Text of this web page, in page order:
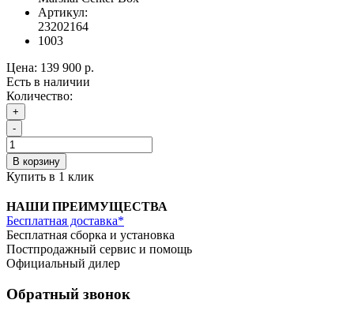
Артикул:
23202164
1003
Цена: 139 900 р.
Есть в наличии
Количество:
+
-
В корзину
Купить в 1 клик
НАШИ ПРЕИМУЩЕСТВА
Бесплатная доставка*
Бесплатная сборка и установка
Постпродажный сервис и помощь
Официальный дилер
Обратный звонок